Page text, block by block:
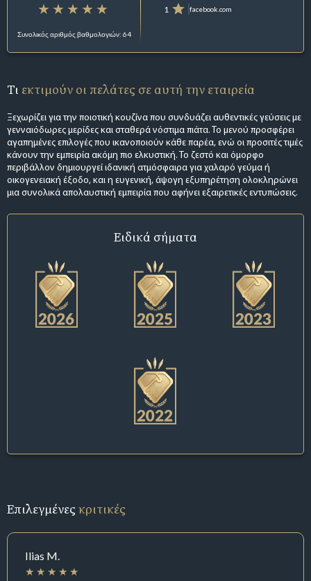
Συνολικός αριθμός βαθμολογιών: 64
1 facebook.com
Τι εκτιμούν οι πελάτες σε αυτή την εταιρεία
Ξεχωρίζει για την ποιοτική κουζίνα που συνδυάζει αυθεντικές γεύσεις με
γενναιόδωρες μερίδες και σταθερά νόστιμα πιάτα. Το μενού προσφέρει
αγαπημένες επιλογές που ικανοποιούν κάθε παρέα, ενώ οι προσιτές τιμές
κάνουν την εμπειρία ακόμη πιο ελκυστική. Το ζεστό και όμορφο
περιβάλλον δημιουργεί ιδανική ατμόσφαιρα για χαλαρό γεύμα ή
οικογενειακή έξοδο, και η ευγενική, άψογη εξυπηρέτηση ολοκληρώνει
μια συνολικά απολαυστική εμπειρία που αφήνει εξαιρετικές εντυπώσεις.
Ειδικά σήματα
Επιλεγμένεςκριτικές
Ilias M.